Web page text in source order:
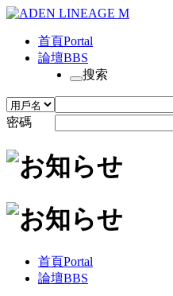
首頁Portal
論壇BBS
搜索
密碼
首頁Portal
論壇BBS